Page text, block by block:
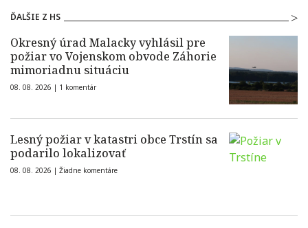
ĎALŠIE Z HS
Okresný úrad Malacky vyhlásil pre
požiar vo Vojenskom obvode Záhorie
mimoriadnu situáciu
08. 08. 2026 | 1 komentár
Lesný požiar v katastri obce Trstín sa
podarilo lokalizovať
08. 08. 2026 | Žiadne komentáre